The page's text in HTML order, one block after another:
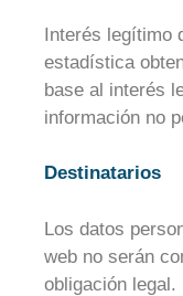
Interés legítimo
estadística
base al interés
información no
Destinatarios
Los datos
web no serán
obligación legal.